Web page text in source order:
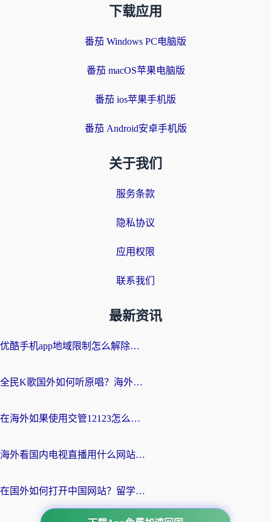
下载应用
番茄 Windows PC电脑版
番茄 macOS苹果电脑版
番茄 ios苹果手机版
番茄 Android安卓手机版
关于我们
服务条款
隐私协议
应用权限
联系我们
最新资讯
优酷手机app地域限制怎么解除？海外党亲测有效的追剧方案
全民K歌国外如何听原唱？海外党亲测有效的回国加速器选择指南
在海外如果使用交管12123怎么处理？留学生亲测有效的回国加速方案
海外看国内电视直播用什么网站比较好？一篇解决你所有追剧难题的实用指南
在国外如何打开中国网站？留学生与海外华人的无缝访问指南